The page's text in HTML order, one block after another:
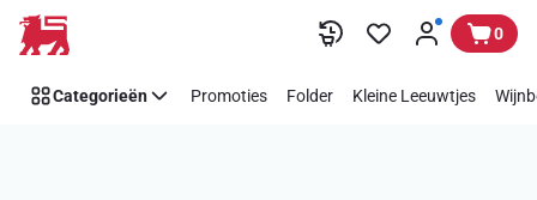
Overslaan 0
Categorieën Promoties Folder Kleine Leeuwtjes